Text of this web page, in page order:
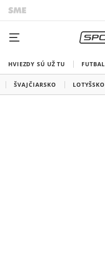
HVIEZDY SÚ UŽ TU FUTBAL
ŠVAJČIARSKO LOTYŠSKO